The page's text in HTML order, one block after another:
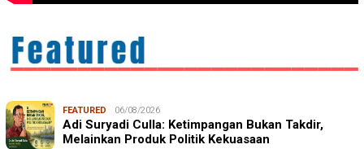
FEATURED 06/08/2026
Adi Suryadi Culla: Ketimpangan Bukan Takdir,
Melainkan Produk Politik Kekuasaan